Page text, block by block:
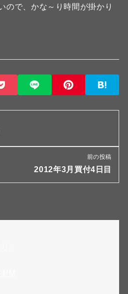
ので、かな～り時間が掛かり
前の投稿
2012年3月買付4日目